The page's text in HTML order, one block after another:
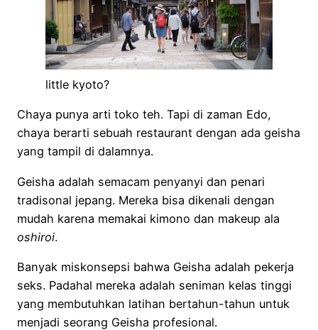
little kyoto?
Chaya punya arti toko teh. Tapi di zaman Edo,
chaya berarti sebuah restaurant dengan ada geisha
yang tampil di dalamnya.
Geisha adalah semacam penyanyi dan penari
tradisonal jepang. Mereka bisa dikenali dengan
mudah karena memakai kimono dan makeup ala
oshiroi.
Banyak miskonsepsi bahwa Geisha adalah pekerja
seks. Padahal mereka adalah seniman kelas tinggi
yang membutuhkan latihan bertahun-tahun untuk
menjadi seorang Geisha profesional.